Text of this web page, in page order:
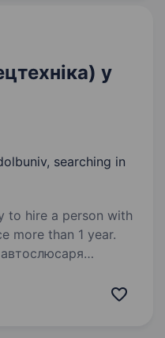
у
searching in
to hire a person with
more than 1 year.
або